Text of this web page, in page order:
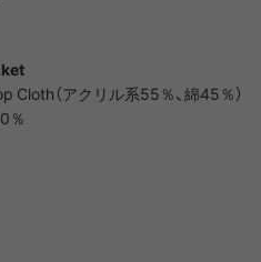
（アクリル系55％、綿45％）
％